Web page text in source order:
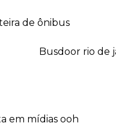
de ônibus
busdoor rio de
em mídias ooh